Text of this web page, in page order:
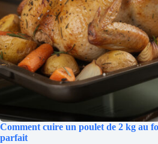
Comment cuire un poulet de 2 kg au
parfait